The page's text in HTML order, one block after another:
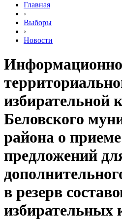
Главная
›
Выборы
›
Новости
избирательной
Беловского
района о приеме
предложений
в резерв
избирательных